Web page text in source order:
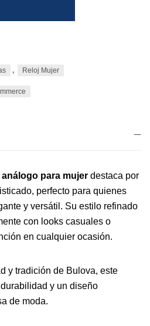
, Reloj Mujer
para mujer destaca por
perfecto para quienes
y versátil. Su estilo refinado
con looks casuales o
en cualquier ocasión.
y tradición de Bulova, este
y un diseño
de moda.